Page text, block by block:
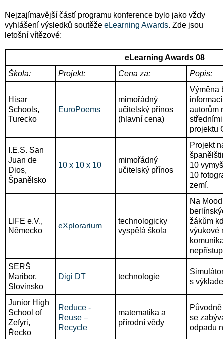
Nejzajímavější částí programu konference bylo jako vždy
vyhlášení výsledků soutěže eLearning Awards. Zde jsou
letošní vítězové:
eLearning Awards 08
Škola:
Projekt: Cena za: Popis:
Hisar
Schools,
Turecko
EuroPoems
mimořádný
učitelský přínos
(hlavní cena)
Výměna
autorům
projektu
I.E.S. San
Juan de
Dios,
Španělsko
10 x 10 x 10
mimořádný
učitelský přínos
Projekt
10
10
zemí.
LIFE e.V.,
Německo
eXplorarium
technologicky
vyspělá škola
Na
žákům
výukové
SERŠ
Maribor,
Slovinsko
Digi DT technologie
s
Junior High
School of
Zefyri,
Řecko
Reduce -
Reuse –
Recycle
matematika a
přírodní vědy
Původně
se
odpadu